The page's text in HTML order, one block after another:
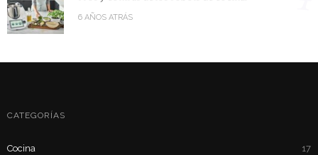
6 AÑOS ATRÁS
CATEGORÍAS
Cocina 17